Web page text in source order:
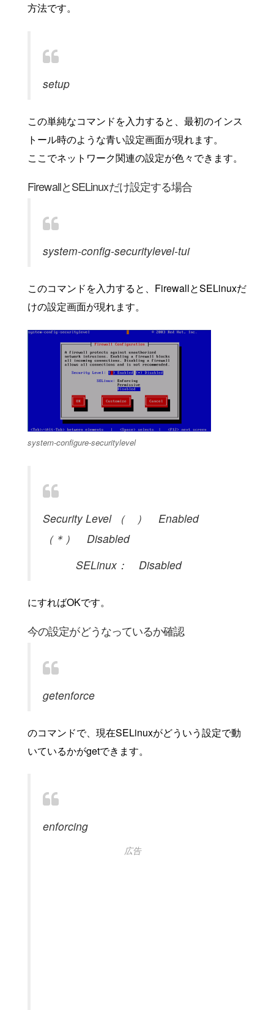
方法です。
setup
この単純なコマンドを入力すると、最初のインス
トール時のような青い設定画面が現れます。
ここでネットワーク関連の設定が色々できます。
FirewallとSELinuxだけ設定する場合
system-config-securitylevel-tui
このコマンドを入力すると、FirewallとSELinuxだ
けの設定画面が現れます。
system-configure-securitylevel
Security Level （ ） Enabled
（＊） Disabled
SELinux： Disabled
にすればOKです。
今の設定がどうなっているか確認
getenforce
のコマンドで、現在SELinuxがどういう設定で動
いているかがgetできます。
enforcing
広告